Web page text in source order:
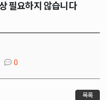
필요하지 않습니다
0
목록